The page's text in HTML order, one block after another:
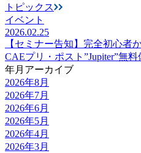
トピックス
イベント
2026.02.25
【セミナー告知】完全初心者
CAEプリ・ポスト”Jupiter”無
年月アーカイブ
2026年8月
2026年7月
2026年6月
2026年5月
2026年4月
2026年3月